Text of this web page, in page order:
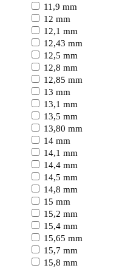
11,9 mm
12 mm
12,1 mm
12,43 mm
12,5 mm
12,8 mm
12,85 mm
13 mm
13,1 mm
13,5 mm
13,80 mm
14 mm
14,1 mm
14,4 mm
14,5 mm
14,8 mm
15 mm
15,2 mm
15,4 mm
15,65 mm
15,7 mm
15,8 mm